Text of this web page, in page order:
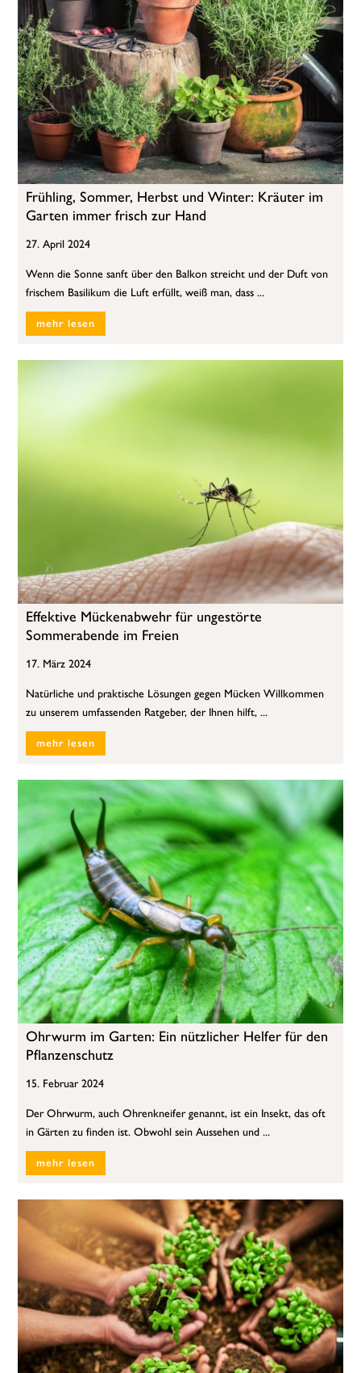
Frühling, Sommer, Herbst und Winter: Kräuter im
Garten immer frisch zur Hand
27. April 2024
Wenn die Sonne sanft über den Balkon streicht und der Duft von
frischem Basilikum die Luft erfüllt, weiß man, dass ...
mehr lesen
Effektive Mückenabwehr für ungestörte
Sommerabende im Freien
17. März 2024
Natürliche und praktische Lösungen gegen Mücken Willkommen
zu unserem umfassenden Ratgeber, der Ihnen hilft, ...
mehr lesen
Ohrwurm im Garten: Ein nützlicher Helfer für den
Pflanzenschutz
15. Februar 2024
Der Ohrwurm, auch Ohrenkneifer genannt, ist ein Insekt, das oft
in Gärten zu finden ist. Obwohl sein Aussehen und ...
mehr lesen